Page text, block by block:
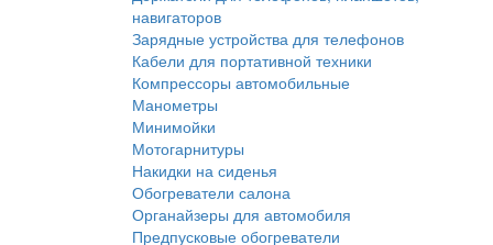
навигаторов
Зарядные устройства для телефонов
Кабели для портативной техники
Компрессоры автомобильные
Манометры
Минимойки
Мотогарнитуры
Накидки на сиденья
Обогреватели салона
Органайзеры для автомобиля
Предпусковые обогреватели